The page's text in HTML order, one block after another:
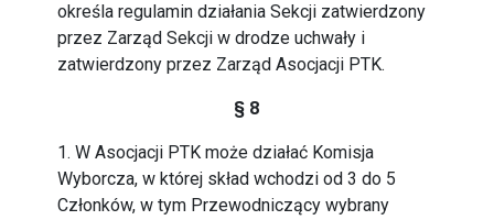
określa regulamin działania Sekcji zatwierdzony
przez Zarząd Sekcji w drodze uchwały i
zatwierdzony przez Zarząd Asocjacji PTK.
§ 8
1. W Asocjacji PTK może działać Komisja
Wyborcza, w której skład wchodzi od 3 do 5
Członków, w tym Przewodniczący wybrany